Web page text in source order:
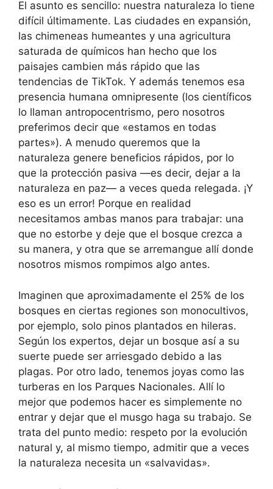
El asunto es sencillo: nuestra naturaleza lo tiene
difícil últimamente. Las ciudades en expansión,
las chimeneas humeantes y una agricultura
saturada de químicos han hecho que los
paisajes cambien más rápido que las
tendencias de TikTok. Y además tenemos esa
presencia humana omnipresente (los científicos
lo llaman antropocentrismo, pero nosotros
preferimos decir que «estamos en todas
partes»). A menudo queremos que la
naturaleza genere beneficios rápidos, por lo
que la protección pasiva —es decir, dejar a la
naturaleza en paz— a veces queda relegada. ¡Y
eso es un error! Porque en realidad
necesitamos ambas manos para trabajar: una
que no estorbe y deje que el bosque crezca a
su manera, y otra que se arremangue allí donde
nosotros mismos rompimos algo antes.
Imaginen que aproximadamente el 25% de los
bosques en ciertas regiones son monocultivos,
por ejemplo, solo pinos plantados en hileras.
Según los expertos, dejar un bosque así a su
suerte puede ser arriesgado debido a las
plagas. Por otro lado, tenemos joyas como las
turberas en los Parques Nacionales. Allí lo
mejor que podemos hacer es simplemente no
entrar y dejar que el musgo haga su trabajo. Se
trata del punto medio: respeto por la evolución
natural y, al mismo tiempo, admitir que a veces
la naturaleza necesita un «salvavidas».